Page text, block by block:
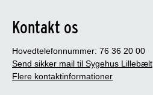
Kontakt os
Hovedtelefonnummer: 76 36 20 00
Send sikker mail til Sygehus Lillebælt
Flere kontaktinformationer